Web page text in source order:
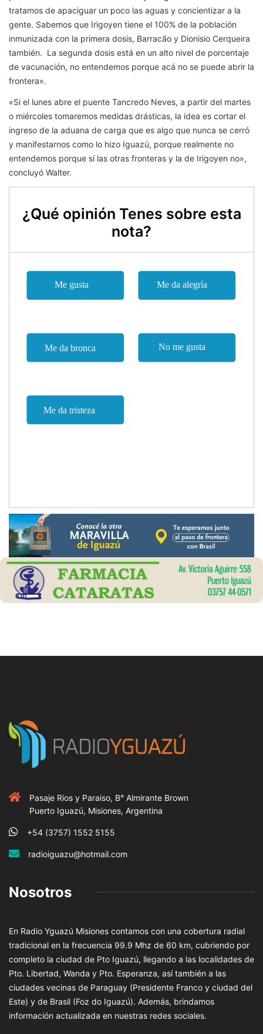
tratamos de apaciguar un poco las aguas y concientizar a la
gente. Sabemos que Irigoyen tiene el 100% de la población
inmunizada con la primera dosis, Barracão y Dionisio Cerqueira
también. La segunda dosis está en un alto nivel de porcentaje
de vacunación, no entendemos porque acá no se puede abrir la
frontera».
«Si el lunes abre el puente Tancredo Neves, a partir del martes
o miércoles tomaremos medidas drásticas, la idea es cortar el
ingreso de la aduana de carga que es algo que nunca se cerró
y manifestarnos como lo hizo Iguazú, porque realmente no
entendemos porque sí las otras fronteras y la de Irigoyen no»,
concluyó Walter.
¿Qué opinión Tenes sobre esta
nota?
Pasaje Rios y Paraiso, B° Almirante Brown
Puerto Iguazú, Misiones, Argentina
+54 (3757) 1552 5155
radioiguazu@hotmail.com
Nosotros
En Radio Yguazú Misiones contamos con una cobertura radial
tradicional en la frecuencia 99.9 Mhz de 60 km, cubriendo por
completo la ciudad de Pto Iguazú, llegando a las localidades de
Pto. Libertad, Wanda y Pto. Esperanza, así también a las
ciudades vecinas de Paraguay (Presidente Franco y ciudad del
Este) y de Brasil (Foz do Iguazú). Además, brindamos
información actualizada en nuestras redes sociales.